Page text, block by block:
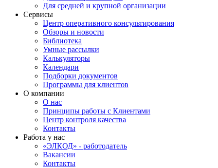
Для средней и крупной организации
Сервисы
Центр оперативного консультирования
Обзоры и новости
Библиотека
Умные рассылки
Калькуляторы
Календари
Подборки документов
Программы для клиентов
О компании
О нас
Принципы работы с Клиентами
Центр контроля качества
Контакты
Работа у нас
«ЭЛКОД» - работодатель
Вакансии
Контакты